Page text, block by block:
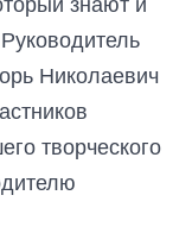
Николаевич
творческого